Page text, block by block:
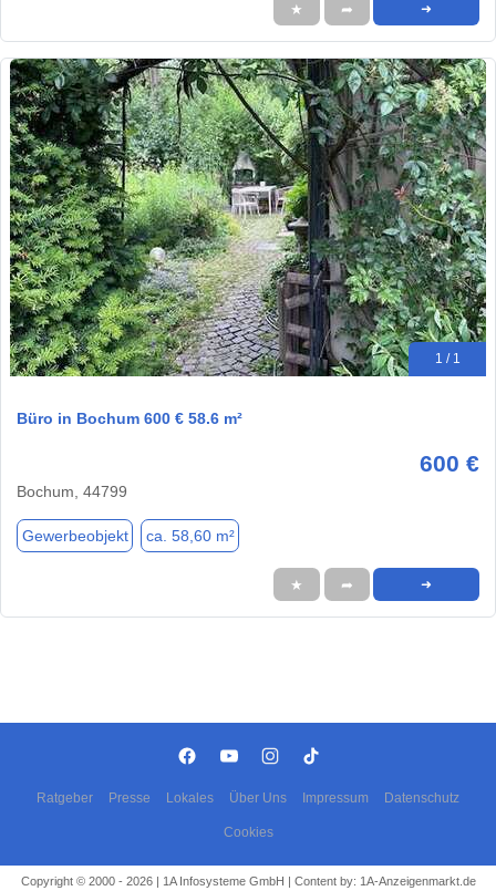
★ ➦ ➜
1 / 1
Büro in Bochum 600 € 58.6 m²
600 €
Bochum, 44799
Gewerbeobjekt ca. 58,60 m²
★ ➦ ➜
Ratgeber Presse Lokales Über Uns Impressum Datenschutz
Cookies
Copyright © 2000 - 2026 | 1A Infosysteme GmbH | Content by: 1A-Anzeigenmarkt.de